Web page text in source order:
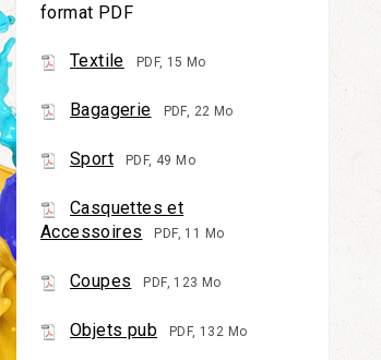
format PDF
Textile PDF, 15 Mo
Bagagerie PDF, 22 Mo
Sport PDF, 49 Mo
Casquettes et
Accessoires
PDF, 11 Mo
Coupes PDF, 123 Mo
Objets pub PDF, 132 Mo